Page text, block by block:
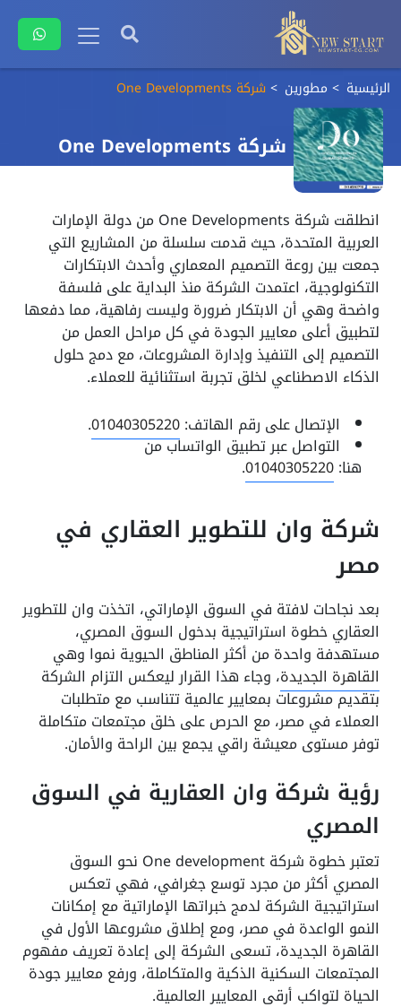
الرئيسية مطورين شركة One Developments
شركة One Developments
انطلقت شركة One Developments من دولة الإمارات
العربية المتحدة، حيث قدمت سلسلة من المشاريع التي
جمعت بين روعة التصميم المعماري وأحدث الابتكارات
التكنولوجية، اعتمدت الشركة منذ البداية على فلسفة
واضحة وهي أن الابتكار ضرورة وليست رفاهية، مما دفعها
لتطبيق أعلى معايير الجودة في كل مراحل العمل من
التصميم إلى التنفيذ وإدارة المشروعات، مع دمج حلول
الذكاء الاصطناعي لخلق تجربة استثنائية للعملاء.
الإتصال على رقم الهاتف:01040305220
.
التواصل عبر تطبيق الواتساب من
هنا:01040305220
.
شركة وان للتطوير العقاري في
مصر
بعد نجاحات لافتة في السوق الإماراتي، اتخذت وان للتطوير
العقاري خطوة استراتيجية بدخول السوق المصري،
مستهدفة واحدة من أكثر المناطق الحيوية نموا وهي
القاهرة الجديدة، وجاء هذا القرار ليعكس التزام الشركة
بتقديم مشروعات بمعايير عالمية تتناسب مع متطلبات
العملاء في مصر، مع الحرص على خلق مجتمعات متكاملة
توفر مستوى معيشة راقي يجمع بين الراحة والأمان.
رؤية شركة وان العقارية في السوق
المصري
تعتبر خطوة شركة One development نحو السوق
المصري أكثر من مجرد توسع جغرافي، فهي تعكس
استراتيجية الشركة لدمج خبراتها الإماراتية مع إمكانات
النمو الواعدة في مصر، ومع إطلاق مشروعها الأول في
القاهرة الجديدة، تسعى الشركة إلى إعادة تعريف مفهوم
المجتمعات السكنية الذكية والمتكاملة، ورفع معايير جودة
الحياة لتواكب أرقى المعايير العالمية.